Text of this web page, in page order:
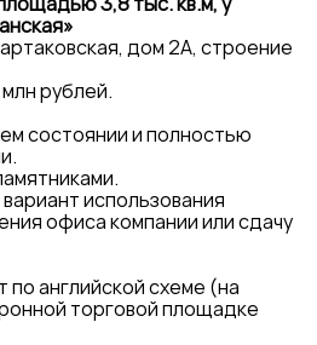
дом 2А, строение
рублей.
состоянии и полностью
использования
офиса компании или сдачу
по английской схеме (на
торговой площадке